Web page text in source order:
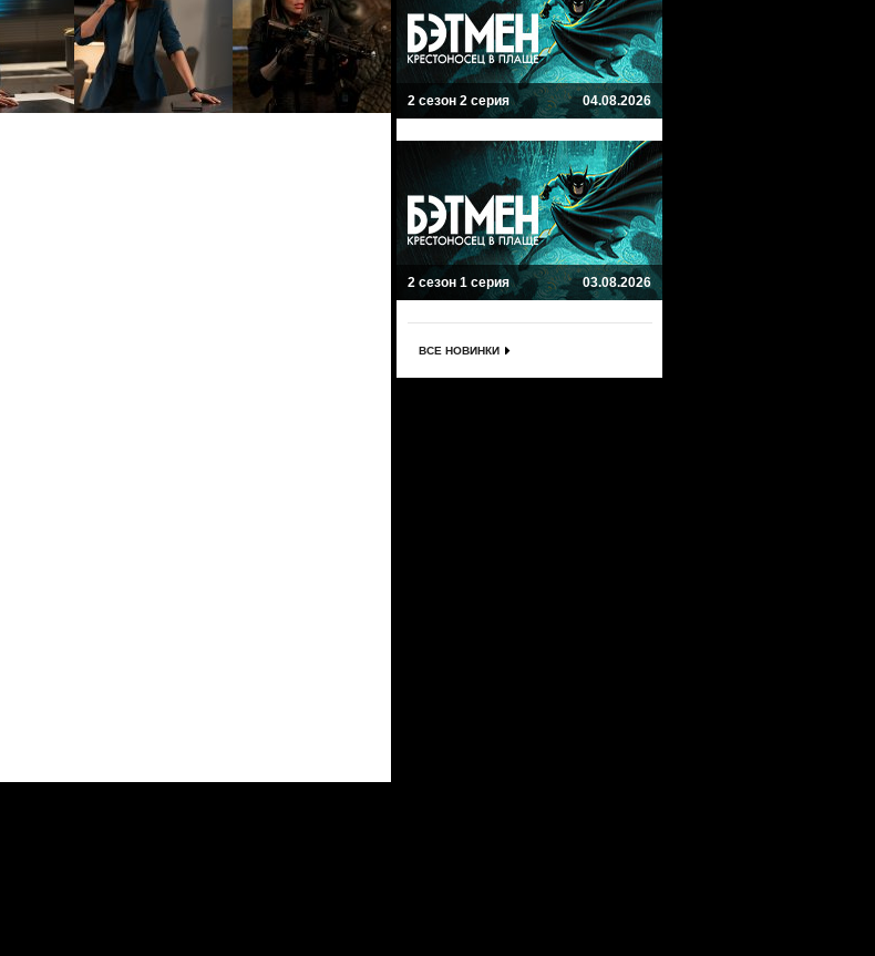
2 сезон 2 серия 04.08.2026
2 сезон 1 серия 03.08.2026
ВСЕ НОВИНКИ